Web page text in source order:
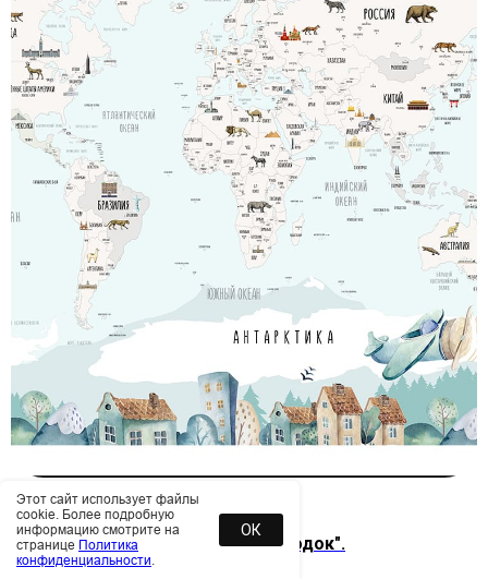
990 р. / 1 м² 1 300 р. / 1 м²
Детские обои "Акварельный городок".
Артикул:20348
Этот сайт использует файлы
cookie. Более подробную
информацию смотрите на
странице Политика
конфиденциальности.
ОК